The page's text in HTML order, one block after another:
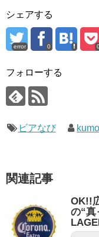
シェアする
error 0
フォローする
ビアなび
関連記事
OK!!
の“真